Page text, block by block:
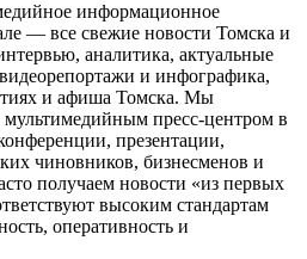
информационное
— все свежие новости Томска и
аналитика, актуальные
и инфографика,
и афиша Томска. Мы
пресс-центром в
презентации,
чиновников, бизнесменов и
получаем новости «из первых
высоким стандартам
оперативность и